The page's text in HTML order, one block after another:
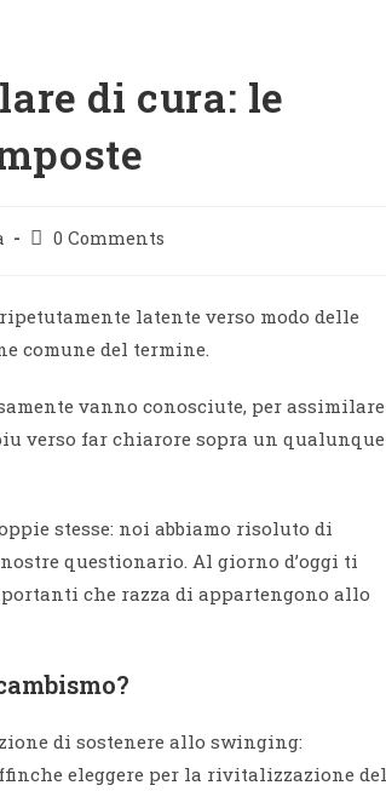
di cura: le
0 Comments
latente verso modo delle
comune del termine.
vanno conosciute, per assimilare
verso far chiarore sopra un qualunque
stesse: noi abbiamo risoluto di
questionario. Al giorno d’oggi ti
che razza di appartengono allo
di sostenere allo swinging:
eleggere per la rivitalizzazione del